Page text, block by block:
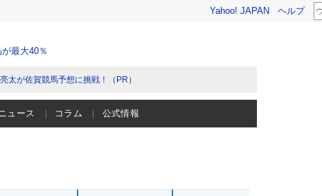
Yahoo! JAPAN ヘルプ
最大40％
太が佐賀競馬予想に挑戦！（PR）
ュース コラム 公式情報